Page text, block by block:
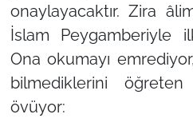
onaylayacaktır. Zira
İslam Peygamberiyle
Ona okumayı
bilmediklerini öğreten
övüyor: